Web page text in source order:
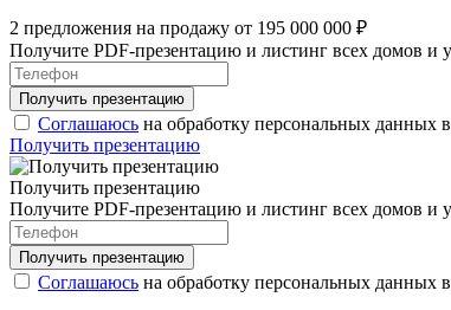
2 предложения на продажу от 195 000 000 ₽
Получите PDF-презентацию и листинг всех домов и
Соглашаюсь на обработку персональных данных
Получить презентацию
Получить презентацию
Получите PDF-презентацию и листинг всех домов и
Соглашаюсь на обработку персональных данных